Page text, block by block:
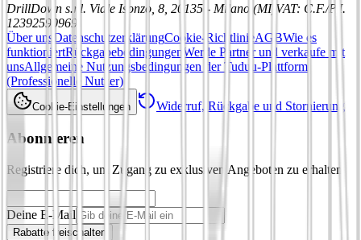
DrillDown s.r.l. Viale Isonzo, 8, 20135 - Milano (MI) VAT: C.F./P.I.
12392590969
Über uns DatenschutzerklärungCookie-RichtlinieAGBWie es
funktioniertRückgabebedingungen Werde Partner und verkaufe mit
unsAllgemeine Nutzungsbedingungen der Tuduu-Plattform
(Professionelle Nutzer)
Cookie-Einstellungen Widerruf, Rückgabe und Stornierung
Abonnieren
Registriere dich, um Zugang zu exklusiven Angeboten zu erhalten
Deine E-Mail
Rabatte freischalten